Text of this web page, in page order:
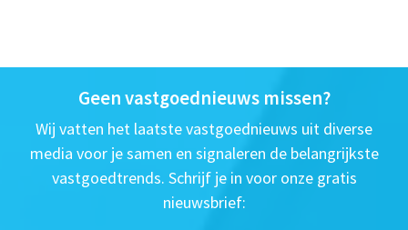
Geen vastgoednieuws missen?
Wij vatten het laatste vastgoednieuws uit diverse
media voor je samen en signaleren de belangrijkste
vastgoedtrends. Schrijf je in voor onze gratis
nieuwsbrief: